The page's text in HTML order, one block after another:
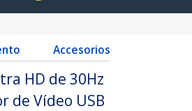
Accesorios
HD de 30Hz
de Vídeo USB